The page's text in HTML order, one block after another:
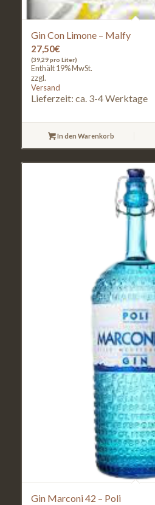
Gin Con Limone – Malfy
27,50€
(39,29 pro Liter)
Enthält 19% MwSt.
zzgl.
Versand
Lieferzeit: ca. 3-4 Werktage
In den Warenkorb
Gin Marconi 42 – Poli